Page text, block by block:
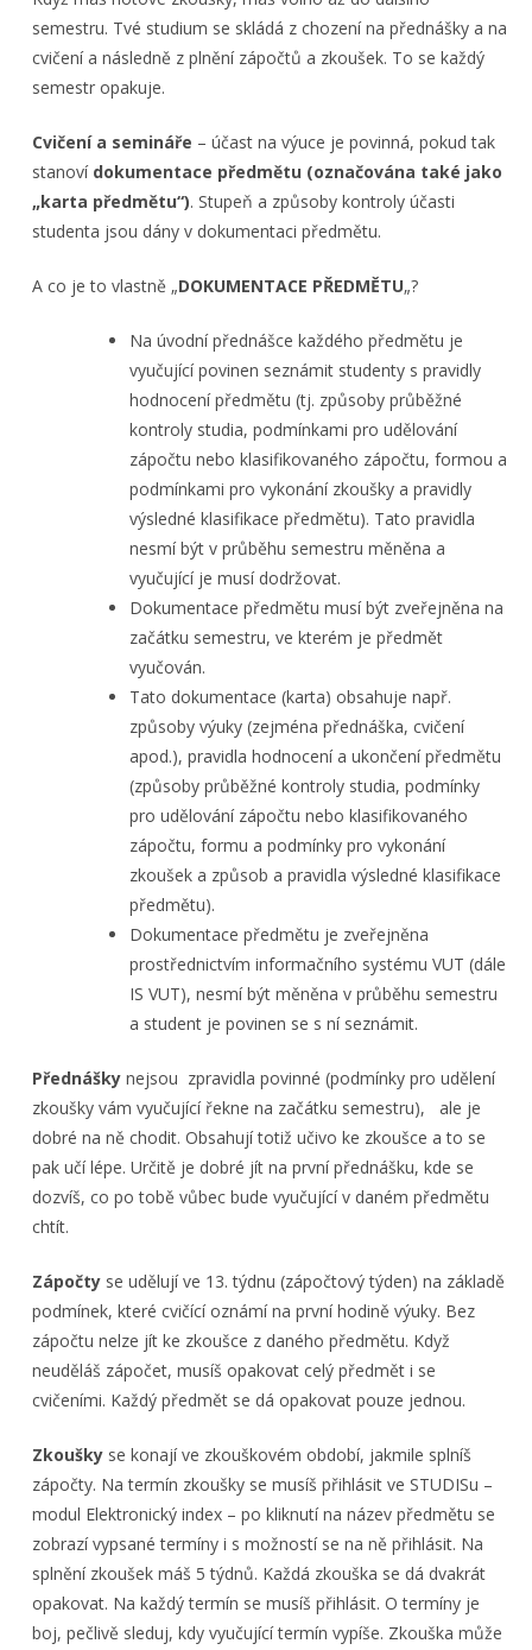
semestru. Tvé studium se skládá z chození na přednášky a na
cvičení a následně z plnění zápočtů a zkoušek. To se každý
semestr opakuje.
Cvičení a semináře – účast na výuce je povinná, pokud tak
stanoví dokumentace předmětu (označována také jako
„karta předmětu“). Stupeň a způsoby kontroly účasti
studenta jsou dány v dokumentaci předmětu.
A co je to vlastně „DOKUMENTACE PŘEDMĚTU„?
Na úvodní přednášce každého předmětu je
vyučující povinen seznámit studenty s pravidly
hodnocení předmětu (tj. způsoby průběžné
kontroly studia, podmínkami pro udělování
zápočtu nebo klasifikovaného zápočtu, formou a
podmínkami pro vykonání zkoušky a pravidly
výsledné klasifikace předmětu). Tato pravidla
nesmí být v průběhu semestru měněna a
vyučující je musí dodržovat.
Dokumentace předmětu musí být zveřejněna na
začátku semestru, ve kterém je předmět
vyučován.
Tato dokumentace (karta) obsahuje např.
způsoby výuky (zejména přednáška, cvičení
apod.), pravidla hodnocení a ukončení předmětu
(způsoby průběžné kontroly studia, podmínky
pro udělování zápočtu nebo klasifikovaného
zápočtu, formu a podmínky pro vykonání
zkoušek a způsob a pravidla výsledné klasifikace
předmětu).
Dokumentace předmětu je zveřejněna
prostřednictvím informačního systému VUT (dále
IS VUT), nesmí být měněna v průběhu semestru
a student je povinen se s ní seznámit.
Přednášky nejsou zpravidla povinné (podmínky pro udělení
zkoušky vám vyučující řekne na začátku semestru), ale je
dobré na ně chodit. Obsahují totiž učivo ke zkoušce a to se
pak učí lépe. Určitě je dobré jít na první přednášku, kde se
dozvíš, co po tobě vůbec bude vyučující v daném předmětu
chtít.
Zápočty se udělují ve 13. týdnu (zápočtový týden) na základě
podmínek, které cvičící oznámí na první hodině výuky. Bez
zápočtu nelze jít ke zkoušce z daného předmětu. Když
neuděláš zápočet, musíš opakovat celý předmět i se
cvičeními. Každý předmět se dá opakovat pouze jednou.
Zkoušky se konají ve zkouškovém období, jakmile splníš
zápočty. Na termín zkoušky se musíš přihlásit ve STUDISu –
modul Elektronický index – po kliknutí na název předmětu se
zobrazí vypsané termíny i s možností se na ně přihlásit. Na
splnění zkoušek máš 5 týdnů. Každá zkouška se dá dvakrát
opakovat. Na každý termín se musíš přihlásit. O termíny je
boj, pečlivě sleduj, kdy vyučující termín vypíše. Zkouška může